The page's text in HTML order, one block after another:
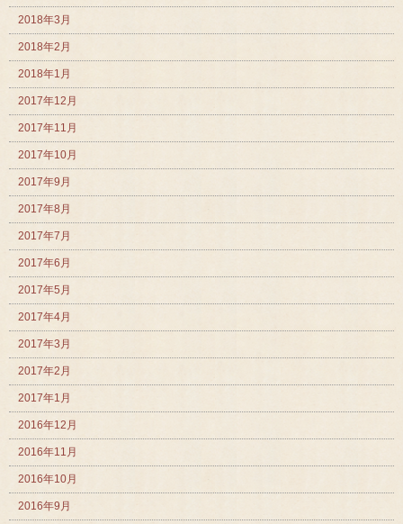
2018年3月
2018年2月
2018年1月
2017年12月
2017年11月
2017年10月
2017年9月
2017年8月
2017年7月
2017年6月
2017年5月
2017年4月
2017年3月
2017年2月
2017年1月
2016年12月
2016年11月
2016年10月
2016年9月